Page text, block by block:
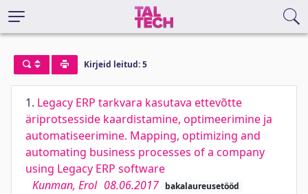
Kirjeid leitud: 5
1. Legacy ERP tarkvara kasutava ettevõtte
äriprotsesside kaardistamine, optimeerimine ja
automatiseerimine. Mapping, optimizing and
automating business processes of a company
using Legacy ERP software
Kunman, Erol 08.06.2017 bakalaureusetööd